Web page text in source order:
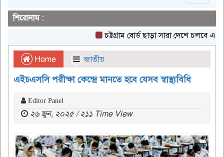
শিরোনাম :
চট্টগ্রাম বোর্ড ছাড়া সারা দেশে চলবে
Home জাতীয়
এইচএসসি পরীক্ষা কেন্দ্রে মানতে হবে যেসব স্বাস্থ্যবিধি
Editor Panel
২৬ জুন, ২০২৫ / ২১১ Time View